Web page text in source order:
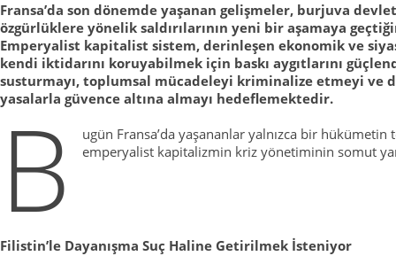
Fransa’da son dönemde yaşanan gelişmeler, burjuva
özgürlüklere yönelik saldırılarının yeni bir aşamaya
Emperyalist kapitalist sistem, derinleşen ekonomik ve
kendi iktidarını koruyabilmek için baskı aygıtlarını
susturmayı, toplumsal mücadeleyi kriminalize etmeyi ve
yasalarla güvence altına almayı hedeflemektedir.
B
ugün Fransa’da yaşananlar yalnızca bir hükümetin
emperyalist kapitalizmin kriz yönetiminin somut
Filistin’le Dayanışma Suç Haline Getirilmek İsteniyor